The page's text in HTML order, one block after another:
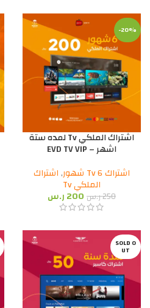
-20%
اشتراك الملكي Tv لمده ستة
اشهر – EVD TV VIP
اشتراك Tv 6 شهور
,اشتراك
الملكي Tv
250ر.س 200ر.س
SOLD O
UT